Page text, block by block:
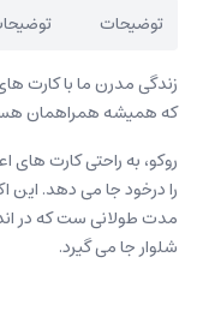
توضیحات
زندگی مدرن ما با کارت
که همیشه همراهمان
روکو، به راحتی کارت های
را درخود جا می دهد.
مدت طولانی ست که در
شلوار جا می گیرد.